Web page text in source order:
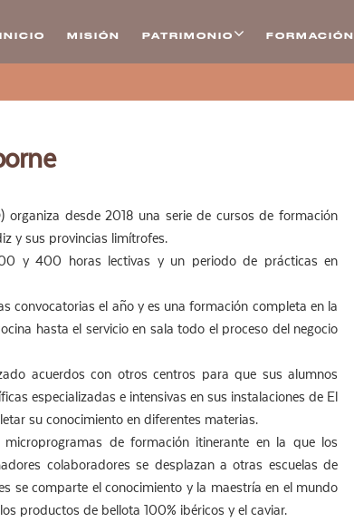
INICIO MISIÓN PATRIMONIO FORMACIÓN
organiza desde 2018 una serie de cursos de formación
y sus provincias limítrofes.
y 400 horas lectivas y un periodo de prácticas en
convocatorias el año y es una formación completa en la
hasta el servicio en sala todo el proceso del negocio
acuerdos con otros centros para que sus alumnos
especializadas e intensivas en sus instalaciones de El
su conocimiento en diferentes materias.
de formación itinerante en la que los
colaboradores se desplazan a otras escuelas de
se comparte el conocimiento y la maestría en el mundo
productos de bellota 100% ibéricos y el caviar.